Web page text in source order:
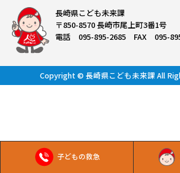
子どもの救急
長崎県こども未来課
〒850-8570 長崎市尾上町3番1号
電話 095-895-2685 FAX 095-
Copyright © 長崎県こども未来課 All